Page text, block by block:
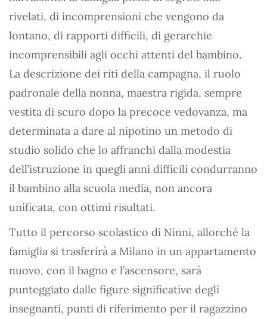
rivelati, di incomprensioni che vengono da
lontano, di rapporti difficili, di gerarchie
incomprensibili agli occhi attenti del bambino.
La descrizione dei riti della campagna, il ruolo
padronale della nonna, maestra rigida, sempre
vestita di scuro dopo la precoce vedovanza, ma
determinata a dare al nipotino un metodo di
studio solido che lo affranchi dalla modestia
dell’istruzione in quegli anni difficili condurranno
il bambino alla scuola media, non ancora
unificata, con ottimi risultati.
Tutto il percorso scolastico di Ninni, allorché la
famiglia si trasferirà a Milano in un appartamento
nuovo, con il bagno e l’ascensore, sarà
punteggiato dalle figure significative degli
insegnanti, punti di riferimento per il ragazzino